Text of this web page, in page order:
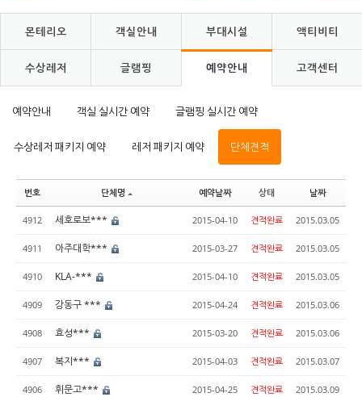
몬테리오 객실안내 부대시설 액티비티
수상레저 글램핑 예약안내 고객센터
예약안내 객실 실시간 예약 글램핑 실시간 예약
수상레저 패키지 예약 레저 패키지 예약 단체견적
번호 단체명 예약날짜 상태 날짜
4912 세호로보*** 2015-04-10 견적완료 2015.03.05
4911 아주대학*** 2015-03-27 견적완료 2015.03.05
4910 KLA-*** 2015-04-10 견적완료 2015.03.05
4909 강동구 *** 2015-04-24 견적완료 2015.03.06
4908 효성*** 2015-03-20 견적완료 2015.03.06
4907 복지*** 2015-04-03 견적완료 2015.03.07
4906 휘문고*** 2015-04-25 견적완료 2015.03.09